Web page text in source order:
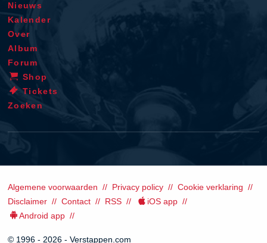
Nieuws
Kalender
Over
Album
Forum
Shop
Tickets
Zoeken
Algemene voorwaarden Privacy policy
Cookie verklaring
Disclaimer
Contact RSS
iOS app
Android app
© 1996 - 2026 - Verstappen.com